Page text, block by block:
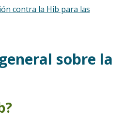
contra la Hib para las
sobre la